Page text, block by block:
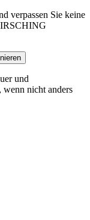
verpassen Sie keine
und
wenn nicht anders